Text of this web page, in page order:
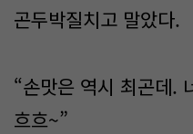
곤두박질치고 말았다.
“손맛은 역시 최곤데.
흐흐~”